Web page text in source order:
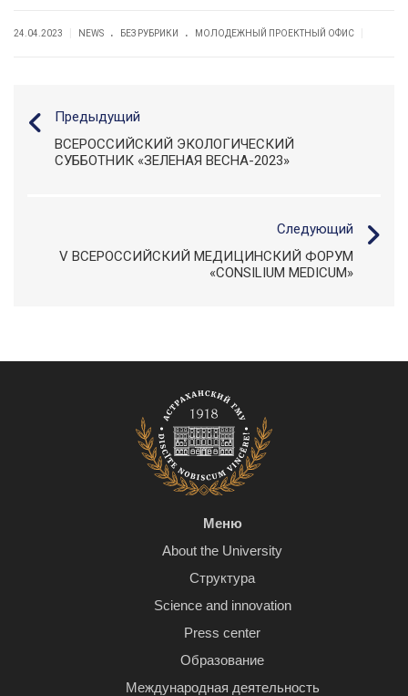
24.04.2023 NEWS . БЕЗ РУБРИКИ . МОЛОДЕЖНЫЙ ПРОЕКТНЫЙ ОФИС
Предыдущий
ВСЕРОССИЙСКИЙ ЭКОЛОГИЧЕСКИЙ
СУББОТНИК «ЗЕЛЕНАЯ ВЕСНА-2023»
Следующий
V ВСЕРОССИЙСКИЙ МЕДИЦИНСКИЙ ФОРУМ
«CONSILIUM MEDICUM»
Меню
About the University
Структура
Science and innovation
Press center
Образование
Международная деятельность